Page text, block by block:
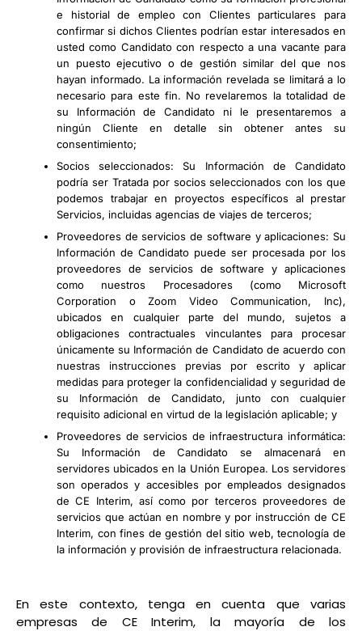
e historial de empleo con Clientes particulares para
confirmar si dichos Clientes podrían estar interesados en
usted como Candidato con respecto a una vacante para
un puesto ejecutivo o de gestión similar del que nos
hayan informado. La información revelada se limitará a lo
necesario para este fin. No revelaremos la totalidad de
su Información de Candidato ni le presentaremos a
ningún Cliente en detalle sin obtener antes su
consentimiento;
Socios seleccionados: Su Información de Candidato
podría ser Tratada por socios seleccionados con los que
podemos trabajar en proyectos específicos al prestar
Servicios, incluidas agencias de viajes de terceros;
Proveedores de servicios de software y aplicaciones: Su
Información de Candidato puede ser procesada por los
proveedores de servicios de software y aplicaciones
como nuestros Procesadores (como Microsoft
Corporation o Zoom Video Communication, Inc),
ubicados en cualquier parte del mundo, sujetos a
obligaciones contractuales vinculantes para procesar
únicamente su Información de Candidato de acuerdo con
nuestras instrucciones previas por escrito y aplicar
medidas para proteger la confidencialidad y seguridad de
su Información de Candidato, junto con cualquier
requisito adicional en virtud de la legislación aplicable; y
Proveedores de servicios de infraestructura informática:
Su Información de Candidato se almacenará en
servidores ubicados en la Unión Europea. Los servidores
son operados y accesibles por empleados designados
de CE Interim, así como por terceros proveedores de
servicios que actúan en nombre y por instrucción de CE
Interim, con fines de gestión del sitio web, tecnología de
la información y provisión de infraestructura relacionada.
En este contexto, tenga en cuenta que varias
empresas de CE Interim, la mayoría de los